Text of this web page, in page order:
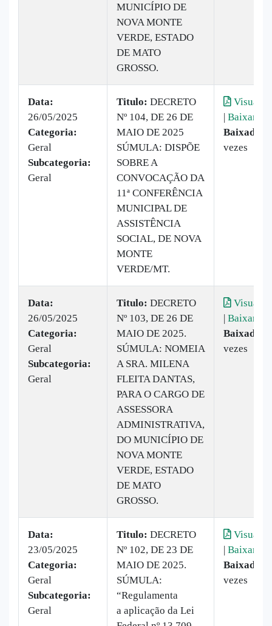
MUNICÍPIO DE
NOVA MONTE
VERDE, ESTADO
DE MATO
GROSSO.
Data:
26/05/2025
Categoria:
Geral
Subcategoria:
Geral
Titulo: DECRETO
Nº 104, DE 26 DE
MAIO DE 2025
SÚMULA: DISPÕE
SOBRE A
CONVOCAÇÃO DA
11ª CONFERÊNCIA
MUNICIPAL DE
ASSISTÊNCIA
SOCIAL, DE NOVA
MONTE
VERDE/MT.
| Baixar
Baixado:
vezes
Data:
26/05/2025
Categoria:
Geral
Subcategoria:
Geral
Titulo: DECRETO
Nº 103, DE 26 DE
MAIO DE 2025.
SÚMULA: NOMEIA
A SRA. MILENA
FLEITA DANTAS,
PARA O CARGO DE
ASSESSORA
ADMINISTRATIVA,
DO MUNICÍPIO DE
NOVA MONTE
VERDE, ESTADO
DE MATO
GROSSO.
| Baixar
Baixado:
vezes
Data:
23/05/2025
Categoria:
Geral
Subcategoria:
Geral
Titulo: DECRETO
Nº 102, DE 23 DE
MAIO DE 2025.
SÚMULA:
“Regulamenta
a aplicação da Lei
| Baixar
Baixado:
vezes